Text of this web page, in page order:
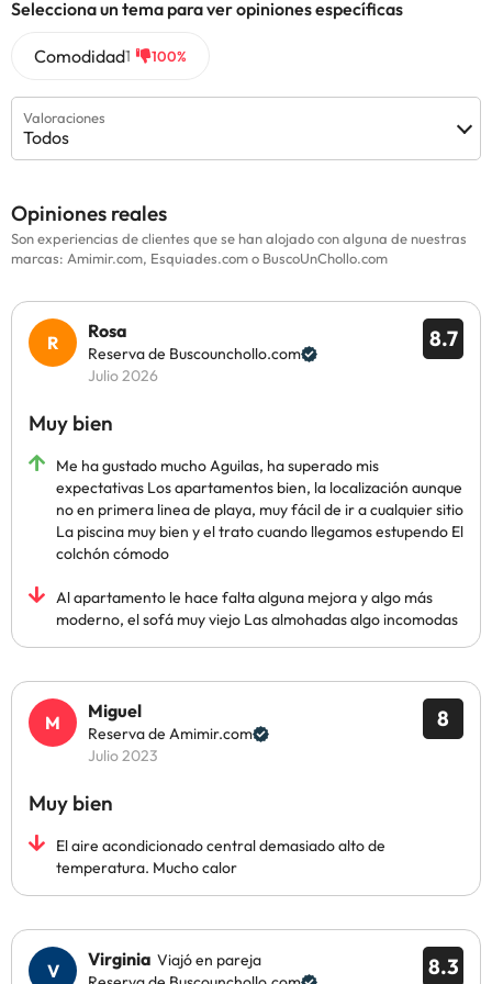
Selecciona un tema para ver opiniones específicas
Comodidad1 100%
Valoraciones
Todos
Opiniones reales
Son experiencias de clientes que se han alojado con alguna de nuestras
marcas: Amimir.com, Esquiades.com o BuscoUnChollo.com
8.7
Rosa
Reserva de Buscounchollo.com
Julio 2026
Muy bien
Me ha gustado mucho Aguilas, ha superado mis
expectativas Los apartamentos bien, la localización aunque
no en primera linea de playa, muy fácil de ir a cualquier sitio
La piscina muy bien y el trato cuando llegamos estupendo El
colchón cómodo
Al apartamento le hace falta alguna mejora y algo más
moderno, el sofá muy viejo Las almohadas algo incomodas
8
Miguel
Reserva de Amimir.com
Julio 2023
Muy bien
El aire acondicionado central demasiado alto de
temperatura. Mucho calor
8.3
Virginia Viajó en pareja